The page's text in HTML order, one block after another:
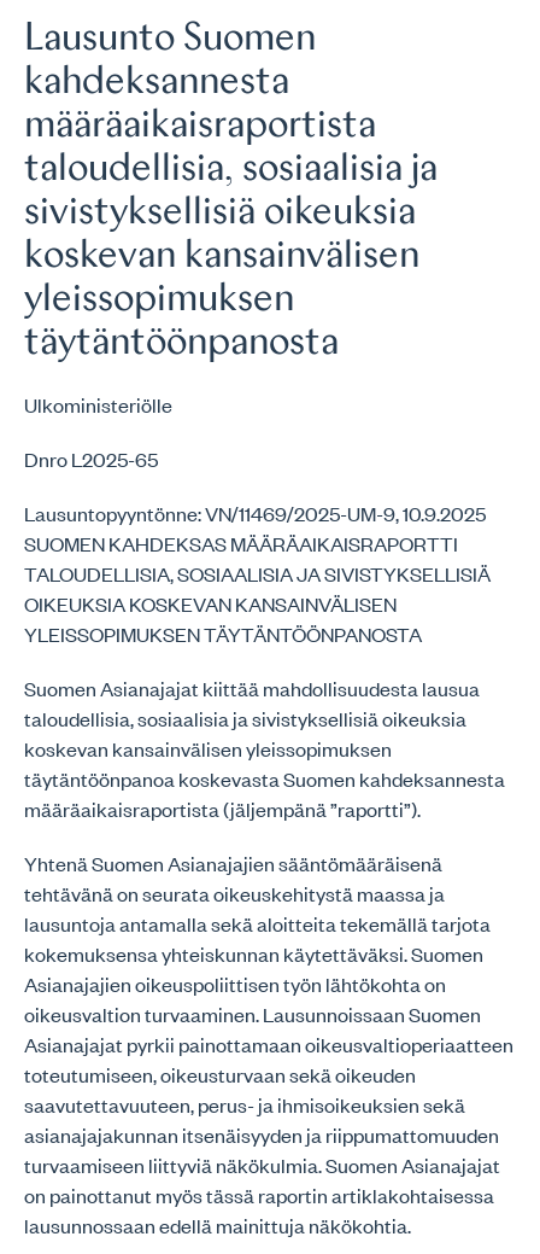
Lausunto Suomen
kahdeksannesta
määräaikaisraportista
taloudellisia, sosiaalisia ja
sivistyksellisiä oikeuksia
koskevan kansainvälisen
yleissopimuksen
täytäntöönpanosta
Ulkoministeriölle
Dnro L2025-65
Lausuntopyyntönne: VN/11469/2025-UM-9, 10.9.2025
SUOMEN KAHDEKSAS MÄÄRÄAIKAISRAPORTTI
TALOUDELLISIA, SOSIAALISIA JA SIVISTYKSELLISIÄ
OIKEUKSIA KOSKEVAN KANSAINVÄLISEN
YLEISSOPIMUKSEN TÄYTÄNTÖÖNPANOSTA
Suomen Asianajajat kiittää mahdollisuudesta lausua
taloudellisia, sosiaalisia ja sivistyksellisiä oikeuksia
koskevan kansainvälisen yleissopimuksen
täytäntöönpanoa koskevasta Suomen kahdeksannesta
määräaikaisraportista (jäljempänä ”raportti”).
Yhtenä Suomen Asianajajien sääntömääräisenä
tehtävänä on seurata oikeuskehitystä maassa ja
lausuntoja antamalla sekä aloitteita tekemällä tarjota
kokemuksensa yhteiskunnan käytettäväksi. Suomen
Asianajajien oikeuspoliittisen työn lähtökohta on
oikeusvaltion turvaaminen. Lausunnoissaan Suomen
Asianajajat pyrkii painottamaan oikeusvaltioperiaatteen
toteutumiseen, oikeusturvaan sekä oikeuden
saavutettavuuteen, perus- ja ihmisoikeuksien sekä
asianajajakunnan itsenäisyyden ja riippumattomuuden
turvaamiseen liittyviä näkökulmia. Suomen Asianajajat
on painottanut myös tässä raportin artiklakohtaisessa
lausunnossaan edellä mainittuja näkökohtia.